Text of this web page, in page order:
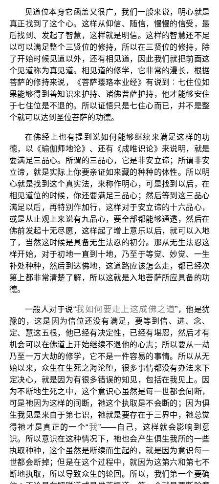
见道位本身它函盖又很广，我们一般来说，明心就是
真正找到了这个心。这样从仰信、随信，慢慢的信受，最
后找到、发起了智慧，这样就是明信。这样的智慧还不足
以可以满足整个三贤位的修持，所以在三贤位的修持，除
了开始时候见道以外，还有相见道，因此我们就把前面这
个见道称为真见道。相见道的修学，它非常的漫长，根据
菩萨的修持来说，《菩萨璎珞本业经》有说到︰七住位如
果能够得到善知识来护持、诸佛菩萨护持，他才能够安住
于七住位是不退的。所以证悟只是七住心而已，并不是整
个就可以达到圣位菩萨的功德。
在佛经上也有提到说如何能够继续来满足这样的功
德，以《瑜伽师地论》、还有《成唯识论》来说明，就是
要满足三品心。所谓的三品心，它是非安立谛；所谓非安
立谛，就是实际上你要亲证如来藏的种种的体性。所以明
心就是找到这个真实法，来称作明心，可是找到以后，在
相见道位的时候，你还要满足三品心；然后等到这三品心
满足以后，再特别作加行，这样对于安立谛的十六品心，
或是从止观上来说有九品心，要全部都能够通透，然后在
佛前发起十无尽愿，这样起了增上意乐以后，就可以入地
了，当然这时候是具备无生法忍的初分。那从无生法忍这
样开始，对于初地一直到十地，乃至于等觉、妙觉、一生
补处种种，然后到达佛地，这道路应该怎么走，都已经次
第上都非常清楚了解，所以这就是入地菩萨所应具备的功
德。
一般人对于说“我如何要走上这成佛之道”，他是犹
豫的，这是因为信位还没有满足，要等到信、进、念、
定、慧这五根，他已经有决定性，已经有堪忍，然后才有
机会可以在佛道上开始继续不退他的心志；所以要从一劫
乃至一万大劫的修学，它不是一件容易的事情。所以从无
始以来，众生在生死之海沦堕，很多事情都没有办法来下
定决心，就是因为有很多错误的知见，包括在我见上。因
为不断地生死之中，这个意识心虽然是每一世都会间断，
可是祂因为这样的间断，祂这个执取是不会断的；因为俱
生我见是来自于第七识，祂就是要存在于三界中，祂总觉
得祂才是真正的一个“我”——自己，这样就会影响到意
识。所以意识在这种情况下，祂也会产生俱生我所的一些
执取种种，这个虽然是断续而生起的，就是因为意识每一
世都会断掉；但是在这个过程中，就因为这第六和第七不
断地执取，所以导致众生的轮回。所以，我们第一个要确